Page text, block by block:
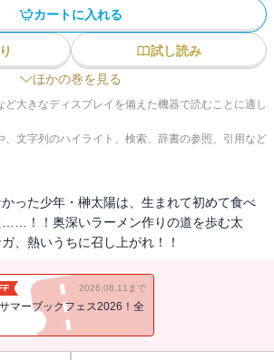
カートに入れる
試し読み
ほかの巻を見る
大きなディスプレイを備えた機器で読むことに適し
、文字列のハイライト、検索、辞書の参照、引用など
かった少年・榊太陽は、生まれて初めて食べ
……！！奥深いラーメン作りの道を歩む太
、熱いうちに召し上がれ！！
2026.08.11まで
マーブックフェス2026！全